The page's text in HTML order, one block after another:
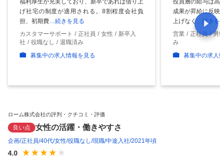
げ社宅の制度が適用される。8割程度会社負
担、初期費 …続きを見る
カスタマーサポート
正社員 女性
新卒入
社
役職なし
退職済み
募集中の求人情報を見る
成果が昇給に反
上げなく …続き
営業
正社員
み
募集中の求
ローム株式会社の評判・クチコミ・評価
良い点 女性の活躍・働きやすさ
企画 正社員 40代 女性 役職なし 現職 中途入社 2021年頃
4.0